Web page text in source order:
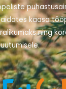
kaasa
ning